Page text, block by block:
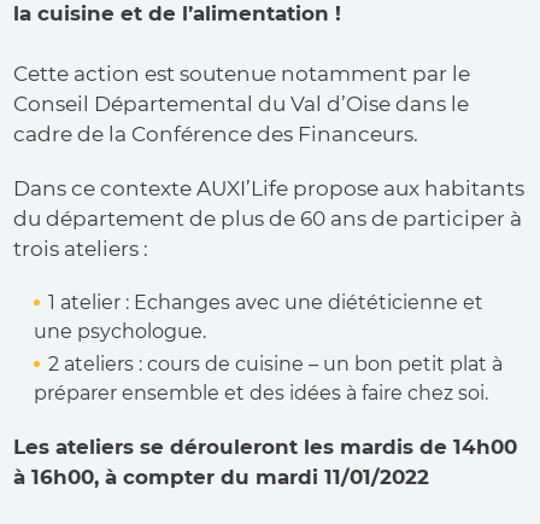
la cuisine et de l’alimentation !
Cette action est soutenue notamment par le
Conseil Départemental du Val d’Oise dans le
cadre de la Conférence des Financeurs.
Dans ce contexte AUXI’Life propose aux habitants
du département de plus de 60 ans de participer à
trois ateliers :
1 atelier : Echanges avec une diététicienne et
une psychologue.
2 ateliers : cours de cuisine – un bon petit plat à
préparer ensemble et des idées à faire chez soi.
Les ateliers se dérouleront les mardis de 14h00
à 16h00, à compterdu mardi 11/01/2022